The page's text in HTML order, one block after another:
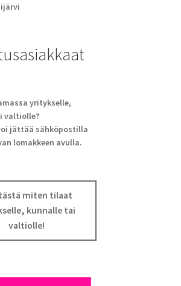
yritykselle,
valtiolle?
jättää sähköpostilla
lomakkeen avulla.
miten tilaat
kunnalle tai
valtiolle!